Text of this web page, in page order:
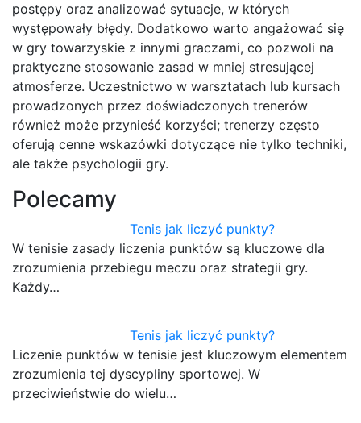
postępy oraz analizować sytuacje, w których
występowały błędy. Dodatkowo warto angażować się
w gry towarzyskie z innymi graczami, co pozwoli na
praktyczne stosowanie zasad w mniej stresującej
atmosferze. Uczestnictwo w warsztatach lub kursach
prowadzonych przez doświadczonych trenerów
również może przynieść korzyści; trenerzy często
oferują cenne wskazówki dotyczące nie tylko techniki,
ale także psychologii gry.
Polecamy
Tenis jak liczyć punkty?
W tenisie zasady liczenia punktów są kluczowe dla
zrozumienia przebiegu meczu oraz strategii gry.
Każdy…
Tenis jak liczyć punkty?
Liczenie punktów w tenisie jest kluczowym elementem
zrozumienia tej dyscypliny sportowej. W
przeciwieństwie do wielu…